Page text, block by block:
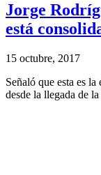
Jorge
está
15 octubre, 2017
Señaló que esta es
desde la llegada de